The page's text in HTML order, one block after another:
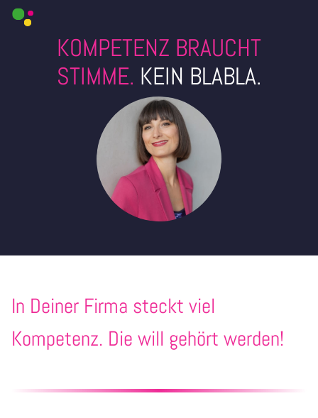
KOMPETENZ BRAUCHT
STIMME. KEIN BLABLA.
In Deiner Firma steckt viel
Kompetenz. Die will gehört werden!